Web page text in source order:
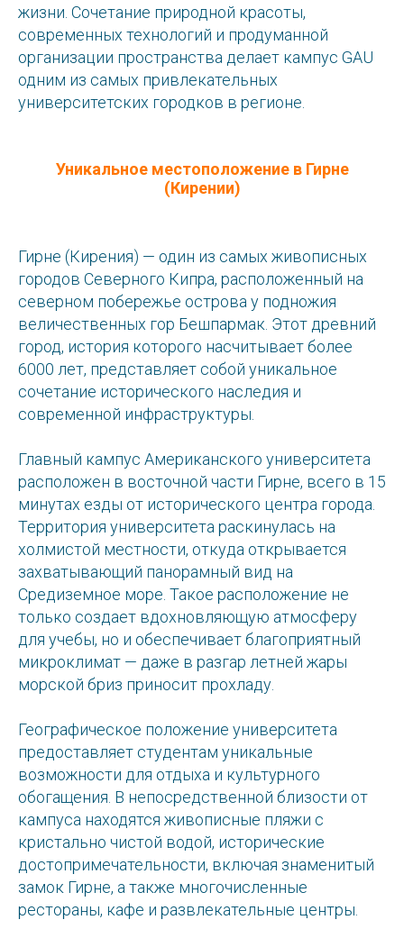
жизни. Сочетание природной красоты,
современных технологий и продуманной
организации пространства делает кампус GAU
одним из самых привлекательных
университетских городков в регионе.
Уникальное местоположение в Гирне
(Кирении)
Гирне (Кирения) — один из самых живописных
городов Северного Кипра, расположенный на
северном побережье острова у подножия
величественных гор Бешпармак. Этот древний
город, история которого насчитывает более
6000 лет, представляет собой уникальное
сочетание исторического наследия и
современной инфраструктуры.
Главный кампус Американского университета
расположен в восточной части Гирне, всего в 15
минутах езды от исторического центра города.
Территория университета раскинулась на
холмистой местности, откуда открывается
захватывающий панорамный вид на
Средиземное море. Такое расположение не
только создает вдохновляющую атмосферу
для учебы, но и обеспечивает благоприятный
микроклимат — даже в разгар летней жары
морской бриз приносит прохладу.
Географическое положение университета
предоставляет студентам уникальные
возможности для отдыха и культурного
обогащения. В непосредственной близости от
кампуса находятся живописные пляжи с
кристально чистой водой, исторические
достопримечательности, включая знаменитый
замок Гирне, а также многочисленные
рестораны, кафе и развлекательные центры.